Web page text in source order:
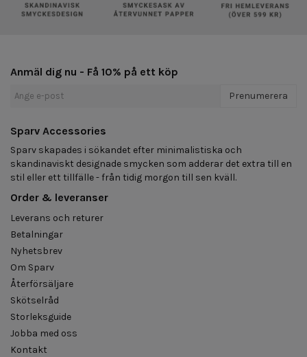
Anmäl dig nu - Få 10% på ett köp
Prenumerera
Sparv Accessories
Sparv skapades i sökandet efter minimalistiska och
skandinaviskt designade smycken som adderar det extra till en
stil eller ett tillfälle - från tidig morgon till sen kväll.
Order & leveranser
Leverans och returer
Betalningar
Nyhetsbrev
Om Sparv
Återförsäljare
Skötselråd
Storleksguide
Jobba med oss
Kontakt